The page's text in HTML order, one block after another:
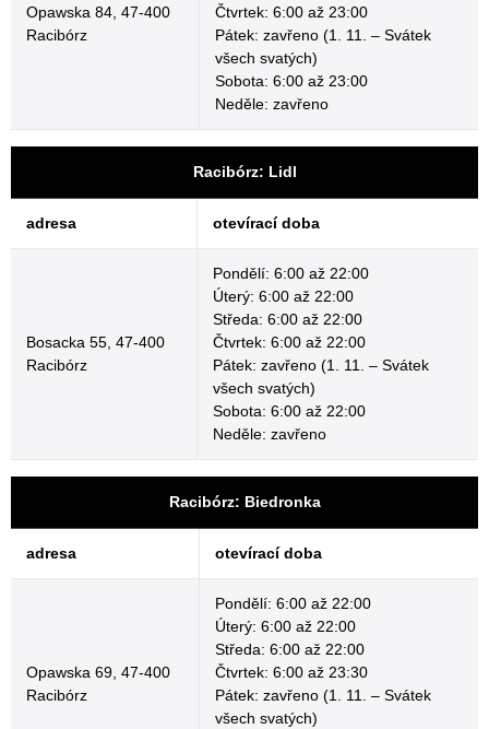
Opawska 84, 47-400
Racibórz
Čtvrtek: 6:00 až 23:00
Pátek: zavřeno (1. 11. – Svátek
všech svatých)
Sobota: 6:00 až 23:00
Neděle: zavřeno
Racibórz: Lidl
adresa otevírací doba
Bosacka 55, 47-400
Racibórz
Pondělí: 6:00 až 22:00
Úterý: 6:00 až 22:00
Středa: 6:00 až 22:00
Čtvrtek: 6:00 až 22:00
Pátek: zavřeno (1. 11. – Svátek
všech svatých)
Sobota: 6:00 až 22:00
Neděle: zavřeno
Racibórz: Biedronka
adresa otevírací doba
Opawska 69, 47-400
Racibórz
Pondělí: 6:00 až 22:00
Úterý: 6:00 až 22:00
Středa: 6:00 až 22:00
Čtvrtek: 6:00 až 23:30
Pátek: zavřeno (1. 11. – Svátek
všech svatých)